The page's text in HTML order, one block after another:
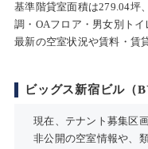
基準階貸室面積は279.04坪
調・OAフロア・男女別トイ
最新の空室状況や賃料・賃
ビッグス新宿ビル（
現在、テナント募集区
非公開の空室情報や、